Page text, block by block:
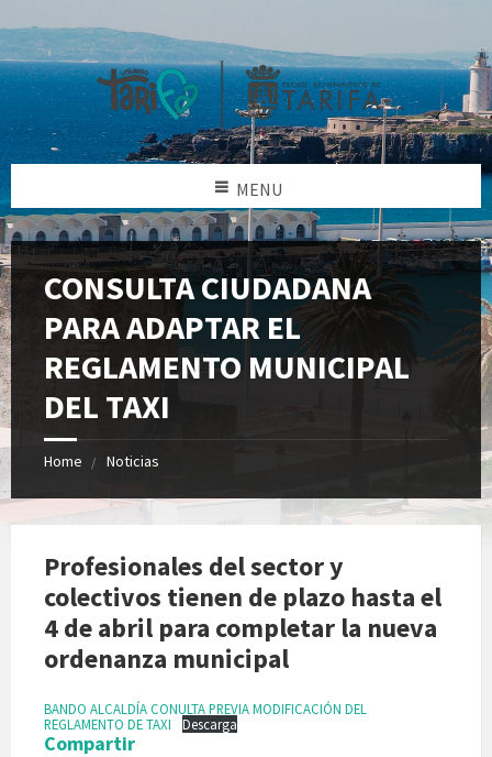
MENU
CONSULTA CIUDADANA
PARA ADAPTAR EL
REGLAMENTO MUNICIPAL
DEL TAXI
Home Noticias
Profesionales del sector y
colectivos tienen de plazo hasta el
4 de abril para completar la nueva
ordenanza municipal
BANDO ALCALDÍA CONULTA PREVIA MODIFICACIÓN DEL
REGLAMENTO DE TAXI
Descarga
Compartir